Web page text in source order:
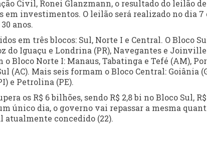
Civil, Ronei Glanzmann, o resultado do leilão
em investimentos. O leilão será realizado no dia
anos.
em três blocos: Sul, Norte I e Central. O Bloco
do Iguaçu e Londrina (PR), Navegantes e Joinville
o Bloco Norte I: Manaus, Tabatinga e Tefé (AM),
(AC). Mais seis formam o Bloco Central: Goiânia
e Petrolina (PE).
os R$ 6 bilhões, sendo R$ 2,8 bi no Bloco Sul,
único dia, o governo vai repassar a mesma
atualmente concedido (22).